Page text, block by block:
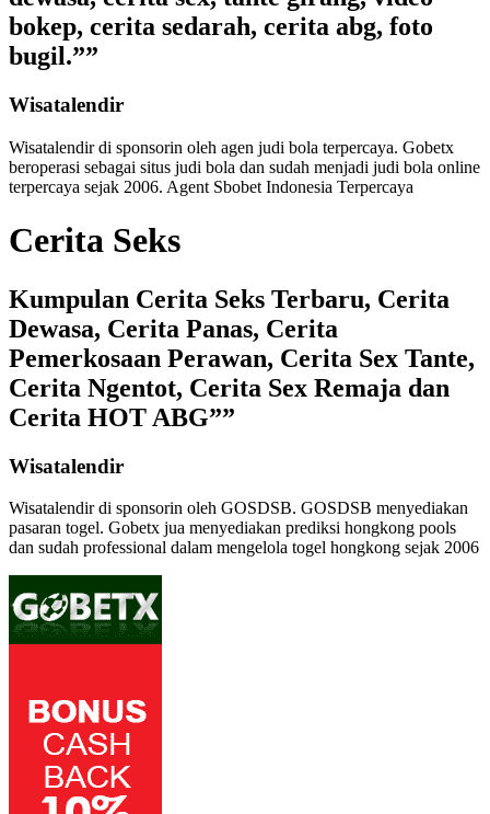
bokep, cerita sedarah, cerita abg, foto
bugil.””
Wisatalendir
Wisatalendir di sponsorin oleh agen judi bola terpercaya. Gobetx
beroperasi sebagai situs judi bola dan sudah menjadi judi bola online
terpercaya sejak 2006. Agent Sbobet Indonesia Terpercaya
Cerita Seks
Kumpulan Cerita Seks Terbaru, Cerita
Dewasa, Cerita Panas, Cerita
Pemerkosaan Perawan, Cerita Sex Tante,
Cerita Ngentot, Cerita Sex Remaja dan
Cerita HOT ABG””
Wisatalendir
Wisatalendir di sponsorin oleh GOSDSB. GOSDSB menyediakan
pasaran togel. Gobetx jua menyediakan prediksi hongkong pools
dan sudah professional dalam mengelola togel hongkong sejak 2006